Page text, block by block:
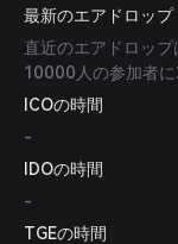
最新のエアドロップ
直近のエアドロッ
10000人の参加者に
ICOの時間
-
IDOの時間
-
TGEの時間